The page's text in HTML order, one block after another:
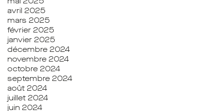
avril 2025
mars 2025
février 2025
janvier 2025
décembre 2024
novembre 2024
octobre 2024
septembre 2024
août 2024
juillet 2024
juin 2024